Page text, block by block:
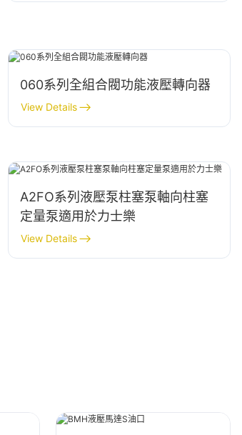
060系列全組合閥功能液壓轉向器
View Details
A2FO系列液壓泵柱塞泵軸向柱塞
定量泵適用於力士樂
View Details